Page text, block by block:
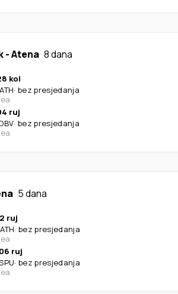
-Atena 8 dana
kol
ATH· bez presjedanja
ruj
· bez presjedanja
5 dana
ruj
ATH· bez presjedanja
ruj
· bez presjedanja